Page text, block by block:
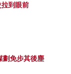
到眼前
劃免步其後塵